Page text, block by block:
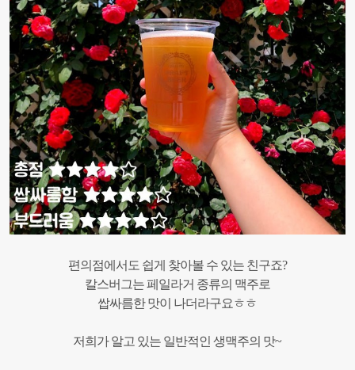
편의점에서도 쉽게 찾아볼 수 있는 친구죠?
칼스버그는 페일라거 종류의 맥주로
쌉싸름한 맛이 나더라구요ㅎㅎ
저희가 알고 있는 일반적인 생맥주의 맛~